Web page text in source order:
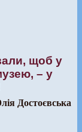
щоб у
– у
Достоєвська